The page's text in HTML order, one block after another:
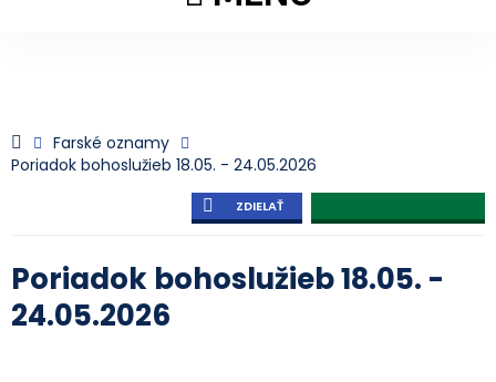
Farské oznamy
Poriadok bohoslužieb 18.05. - 24.05.2026
ZDIELAŤ
Poriadok bohoslužieb 18.05. -
24.05.2026